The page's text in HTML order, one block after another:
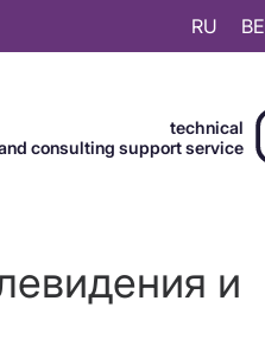
RU BE
technical
consulting support service
и